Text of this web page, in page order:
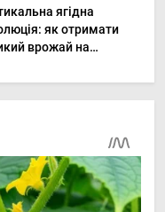
ягідна
як отримати
врожай на